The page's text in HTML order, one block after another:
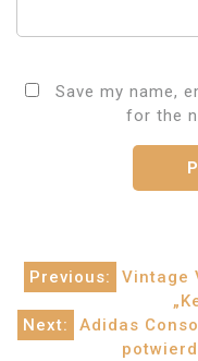
Save my name,
for the
Post
navigation
Previous:
Vintage
Next:
Adidas